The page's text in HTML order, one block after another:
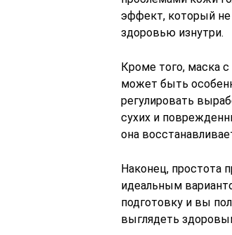
эффект, который не
здоровью изнутри.
Кроме того, маска
может быть
регулировать
сухих и
она
Наконец, простота
идеальным
подготовку и вы
выглядеть